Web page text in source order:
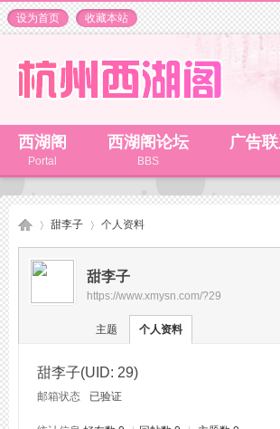
设为首页 收藏本站
西湖阁
Portal
西湖阁论坛
BBS
广告
›
甜李子 个人资料
甜李子
https://www.xmysn.com/?29
主题 个人资料
甜李子(UID: 29)
邮箱状态 已验证